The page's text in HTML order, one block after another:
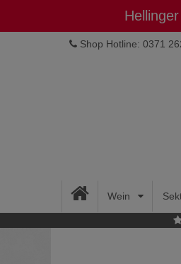
Shop Hotline: 0371
Wein